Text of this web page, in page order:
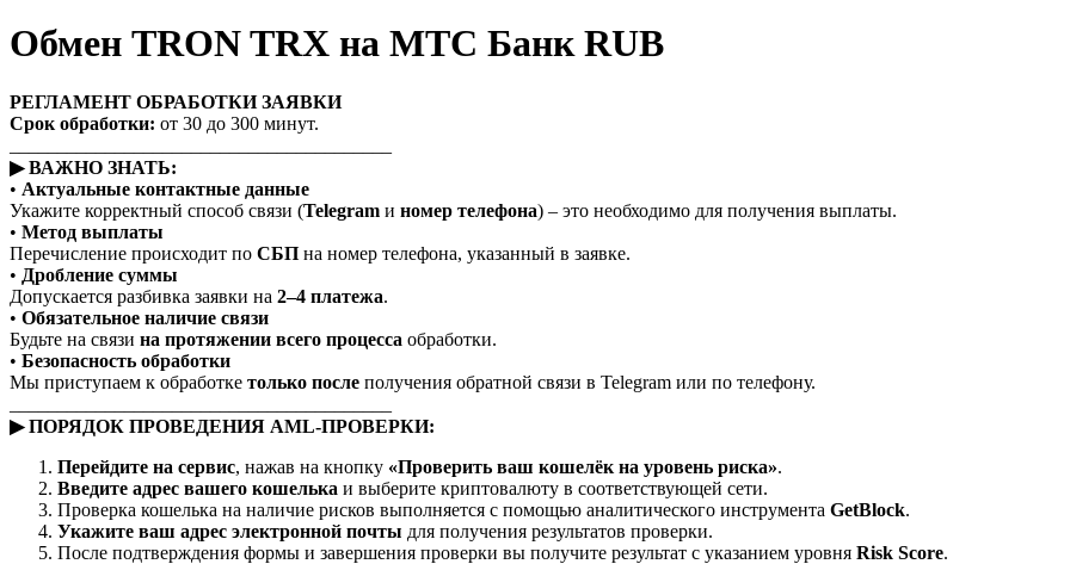
Обмен TRON TRX на МТС Банк RUB
РЕГЛАМЕНТ ОБРАБОТКИ ЗАЯВКИ
Срок обработки: от 30 до 300 минут.
▶ ВАЖНО ЗНАТЬ:
• Актуальные контактные данные
Укажите корректный способ связи (Telegram и номер телефона) – это необходимо для получения выплаты.
• Метод выплаты
Перечисление происходит по СБП на номер телефона, указанный в заявке.
• Дробление суммы
Допускается разбивка заявки на 2–4 платежа.
• Обязательное наличие связи
Будьте на связи на протяжении всего процесса обработки.
• Безопасность обработки
Мы приступаем к обработке только после получения обратной связи в Telegram или по телефону.
▶ ПОРЯДОК ПРОВЕДЕНИЯ AML-ПРОВЕРКИ:
Перейдите на сервис, нажав на кнопку «Проверить ваш кошелёк на уровень риска».
Введите адрес вашего кошелька и выберите криптовалюту в соответствующей сети.
Проверка кошелька на наличие рисков выполняется с помощью аналитического инструмента GetBlock.
Укажите ваш адрес электронной почты для получения результатов проверки.
После подтверждения формы и завершения проверки вы получите результат с указанием уровня Risk Score.